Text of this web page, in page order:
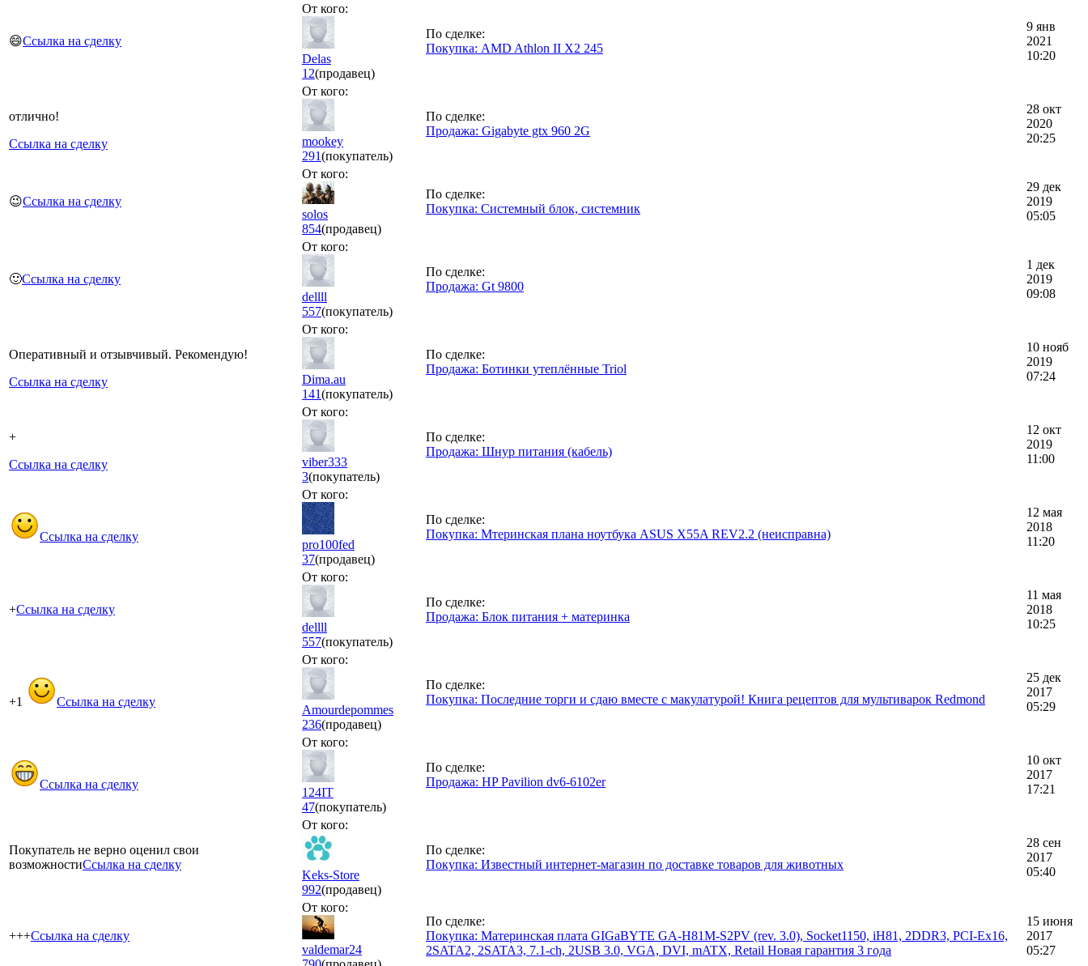
😄Ссылка на сделку
От кого:
Delas
12(продавец)
По сделке:
Покупка: AMD Athlon II X2 245
9 янв
2021
10:20
отлично!
Ссылка на сделку
От кого:
mookey
291(покупатель)
По сделке:
Продажа: Gigabyte gtx 960 2G
28 окт
2020
20:25
😉Ссылка на сделку
От кого:
solos
854(продавец)
По сделке:
Покупка: Системный блок, системник
29 дек
2019
05:05
🙂Ссылка на сделку
От кого:
dellll
557(покупатель)
По сделке:
Продажа: Gt 9800
1 дек
2019
09:08
Оперативный и отзывчивый. Рекомендую!
Ссылка на сделку
От кого:
Dima.au
141(покупатель)
По сделке:
Продажа: Ботинки утеплённые Triol
10 нояб
2019
07:24
+
Ссылка на сделку
От кого:
viber333
3(покупатель)
По сделке:
Продажа: Шнур питания (кабель)
12 окт
2019
11:00
Ссылка на сделку
От кого:
pro100fed
37(продавец)
По сделке:
Покупка: Мтеринская плана ноутбука ASUS X55A REV2.2 (неисправна)
12 мая
2018
11:20
+Ссылка на сделку
От кого:
dellll
557(покупатель)
По сделке:
Продажа: Блок питания + материнка
11 мая
2018
10:25
+1 Ссылка на сделку
От кого:
Amourdepommes
236(продавец)
По сделке:
Покупка: Последние торги и сдаю вместе с макулатурой! Книга рецептов для мультиварок Redmond
25 дек
2017
05:29
Ссылка на сделку
От кого:
124IT
47(покупатель)
По сделке:
Продажа: HP Pavilion dv6-6102er
10 окт
2017
17:21
Покупатель не верно оценил свои
возможностиСсылка на сделку
От кого:
Keks-Store
992(продавец)
По сделке:
Покупка: Известный интернет-магазин по доставке товаров для животных
28 сен
2017
05:40
+++Ссылка на сделку
От кого:
valdemar24
По сделке:
Покупка: Материнская плата GIGaBYTE GA-H81M-S2PV (rev. 3.0), Socket1150, iH81, 2DDR3, PCI-Ex16,
2SATA2, 2SATA3, 7.1-ch, 2USB 3.0, VGA, DVI, mATX, Retail Новая гарантия 3 года
15 июня
2017
05:27